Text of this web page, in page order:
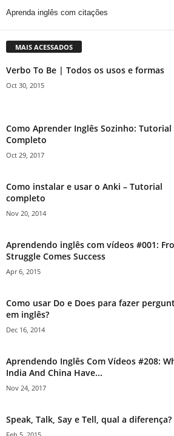
Aprenda inglês com citações
MAIS ACESSADOS
Verbo To Be | Todos os usos e formas
Oct 30, 2015
Como Aprender Inglês Sozinho: Tutorial
Completo
Oct 29, 2017
Como instalar e usar o Anki – Tutorial
completo
Nov 20, 2014
Aprendendo inglês com vídeos #001:
Struggle Comes Success
Apr 6, 2015
Como usar Do e Does para fazer
em inglês?
Dec 16, 2014
Aprendendo Inglês Com Vídeos #208:
India And China Have...
Nov 24, 2017
Speak, Talk, Say e Tell, qual a diferença?